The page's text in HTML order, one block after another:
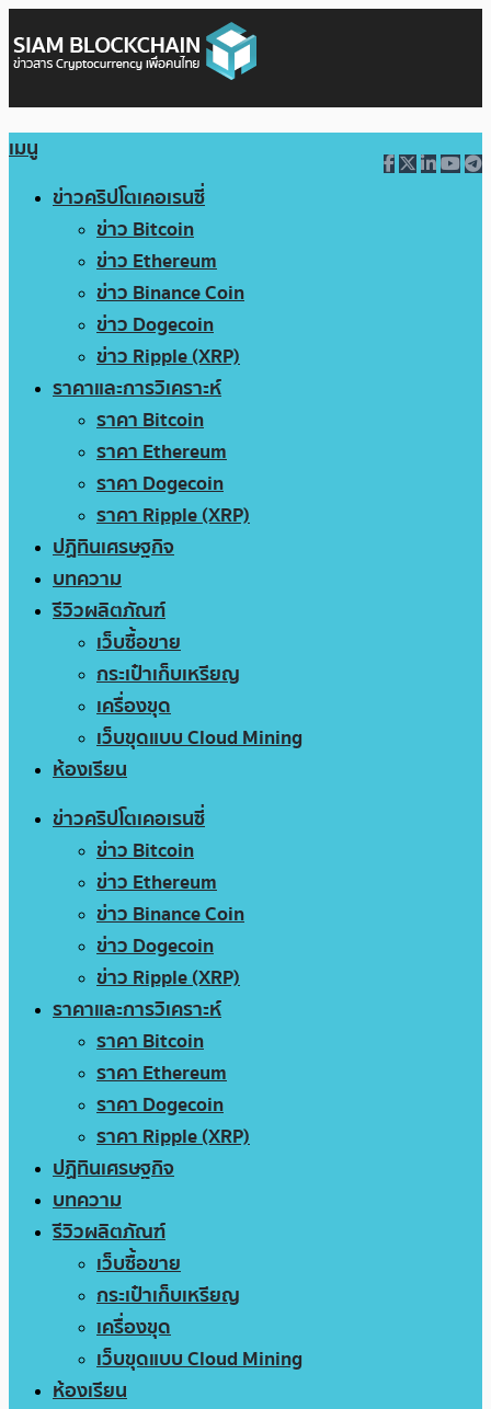
เมนู
ข่าวคริปโตเคอเรนซี่
ข่าว Bitcoin
ข่าว Ethereum
ข่าว Binance Coin
ข่าว Dogecoin
ข่าว Ripple (XRP)
ราคาและการวิเคราะห์
ราคา Bitcoin
ราคา Ethereum
ราคา Dogecoin
ราคา Ripple (XRP)
ปฏิทินเศรษฐกิจ
บทความ
รีวิวผลิตภัณฑ์
เว็บซื้อขาย
กระเป๋าเก็บเหรียญ
เครื่องขุด
เว็บขุดแบบ Cloud Mining
ห้องเรียน
ข่าวคริปโตเคอเรนซี่
ข่าว Bitcoin
ข่าว Ethereum
ข่าว Binance Coin
ข่าว Dogecoin
ข่าว Ripple (XRP)
ราคาและการวิเคราะห์
ราคา Bitcoin
ราคา Ethereum
ราคา Dogecoin
ราคา Ripple (XRP)
ปฏิทินเศรษฐกิจ
บทความ
รีวิวผลิตภัณฑ์
เว็บซื้อขาย
กระเป๋าเก็บเหรียญ
เครื่องขุด
เว็บขุดแบบ Cloud Mining
ห้องเรียน